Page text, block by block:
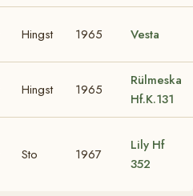
Hingst 1965 Vesta
Hingst 1965
Rülmeska
Hf.K.131
Sto 1967
Lily Hf
352